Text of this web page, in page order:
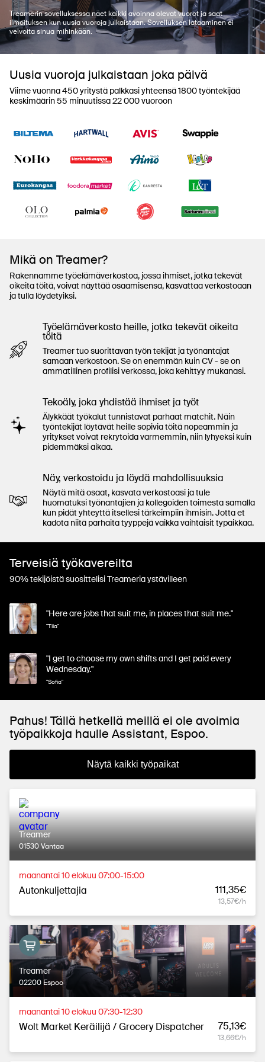
Treamerin sovelluksessa näet kaikki avoinna olevat vuorot ja saat
ilmoituksen kun uusia vuoroja julkaistaan. Sovelluksen lataaminen ei
velvoita sinua mihinkään.
Uusia vuoroja julkaistaan joka päivä
Viime vuonna 450 yritystä palkkasi yhteensä 1800 työntekijää
keskimäärin 55 minuutissa 22 000 vuoroon
Mikä on Treamer?
Rakennamme työelämäverkostoa, jossa ihmiset, jotka tekevät
oikeita töitä, voivat näyttää osaamisensa, kasvattaa verkostoaan
ja tulla löydetyiksi.
Työelämäverkosto heille, jotka tekevät oikeita
töitä
Treamer tuo suorittavan työn tekijät ja työnantajat
samaan verkostoon. Se on enemmän kuin CV - se on
ammatillinen profilisi verkossa, joka kehittyy mukanasi.
Tekoäly, joka yhdistää ihmiset ja työt
Älykkäät työkalut tunnistavat parhaat matchit. Näin
työntekijät löytävät heille sopivia töitä nopeammin ja
yritykset voivat rekrytoida varmemmin, niin lyhyeksi kuin
pidemmäksi aikaa.
Näy, verkostoidu ja löydä mahdollisuuksia
Näytä mitä osaat, kasvata verkostoasi ja tule
huomatuksi työnantajien ja kollegoiden toimesta samalla
kun pidät yhteyttä itsellesi tärkeimpiin ihmisin. Jotta et
kadota niitä parhaita tyyppejä vaikka vaihtaisit typaikkaa.
Terveisiä työkavereilta
90% tekijöistä suosittelisi Treameria ystävilleen
"Here are jobs that suit me, in places that suit me."
"Tiia"
"I get to choose my own shifts and I get paid every
Wednesday."
"Sofia"
Pahus! Tällä hetkellä meillä ei ole avoimia
työpaikkoja haulle Assistant, Espoo.
Näytä kaikki työpaikat
Treamer
01530 Vantaa
maanantai 10 elokuu 07:00-15:00
Autonkuljettajia 111,35€
13,57€/h
Treamer
02200 Espoo
maanantai 10 elokuu 07:30-12:30
Wolt Market Keräilijä / Grocery Dispatcher 75,13€
13,66€/h